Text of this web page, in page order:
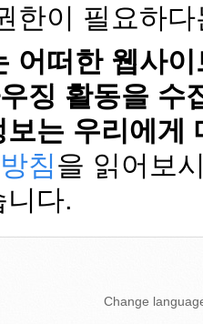
한이 필요하
어떠한 웹사이
징 활동을 수
보는 우리에게
침을 읽어보
다.
Change